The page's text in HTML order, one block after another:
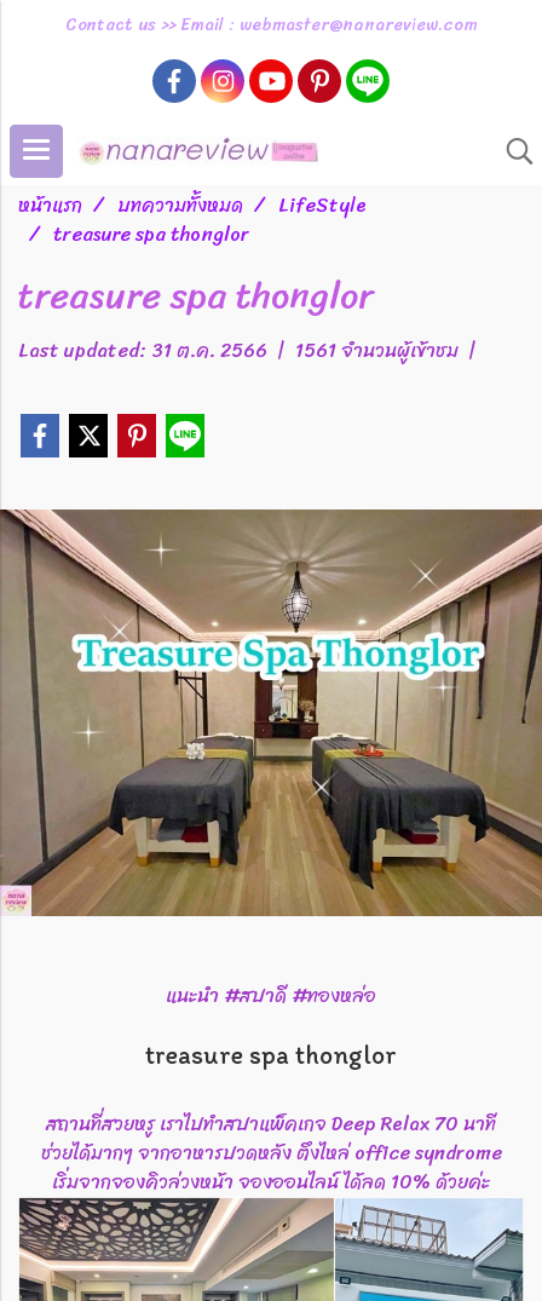
Contact us >> Email : webmaster@nanareview.com
หน้าแรก บทความทั้งหมด
LifeStyle
treasure spa thonglor
treasure spa thonglor
Last updated: 31 ต.ค. 2566 | 1561 จำนวนผู้เข้าชม |
แนะนำ #สปาดี #ทองหล่อ
treasure spa thonglor
สถานที่สวยหรู เราไปทำสปาแพ็คเกจ Deep Relax 70 นาที
ช่วยได้มากๆ จากอาหารปวดหลัง ตึงไหล่ office syndrome
เริ่มจากจองคิวล่วงหน้า จองออนไลน์ ได้ลด 10% ด้วยค่ะ